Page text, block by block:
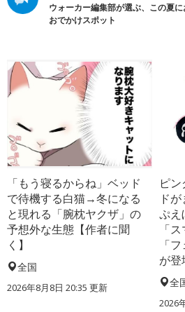
ウォーカー編集部が選ぶ、この夏
おでかけスポット
「もう寝るからね」ベッド
で待機する白猫→冬になる
と現れる「腕枕ヤクザ」の
予想外な生態【作者に聞
く】
全国
2026年8月8日 20:35 更新
ピ
ド
ぷえ
「
「
が登
全
2026